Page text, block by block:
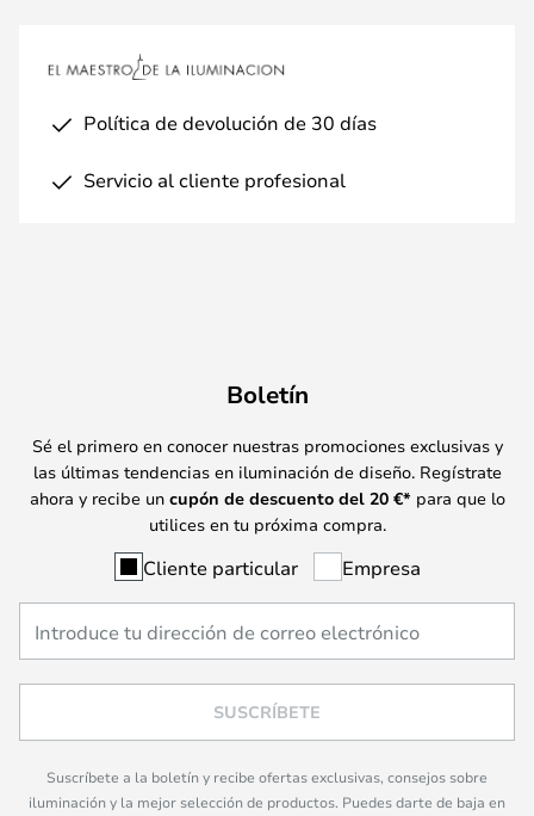
Política de devolución de 30 días
Servicio al cliente profesional
Boletín
Sé el primero en conocer nuestras promociones exclusivas y
las últimas tendencias en iluminación de diseño. Regístrate
ahora y recibe un cupón de descuento del 20 €* para que lo
utilices en tu próxima compra.
Cliente particular Empresa
SUSCRÍBETE
Suscríbete a la boletín y recibe ofertas exclusivas, consejos sobre
iluminación y la mejor selección de productos. Puedes darte de baja en